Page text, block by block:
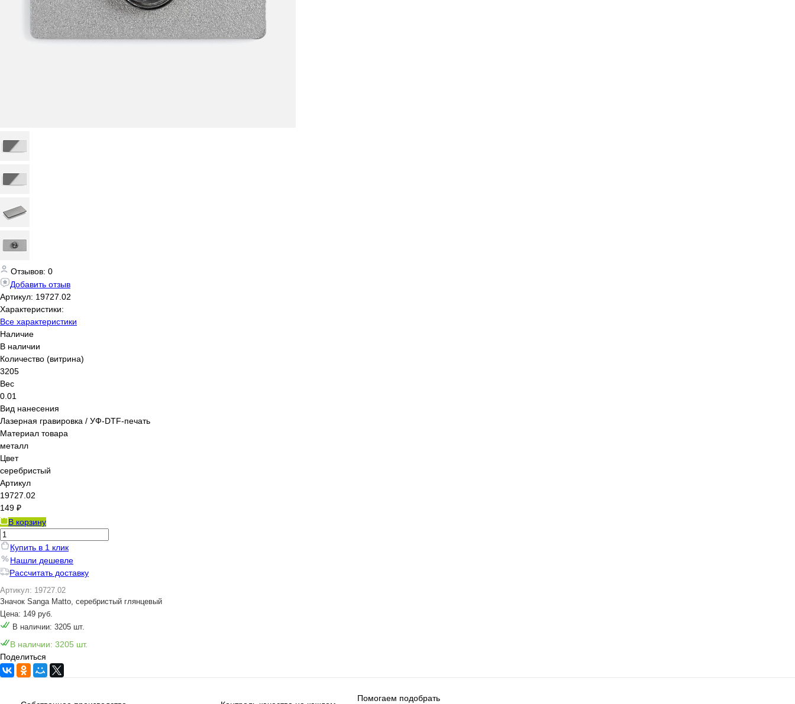
Отзывов: 0
Добавить отзыв
Артикул: 19727.02
Характеристики:
Все характеристики
Наличие
В наличии
Количество (витрина)
3205
Вес
0.01
Вид нанесения
Лазерная гравировка / УФ-DTF-печать
Материал товара
металл
Цвет
серебристый
Артикул
19727.02
149 ₽
В корзину
Купить в 1 клик
Нашли дешевле
Рассчитать доставку
Артикул: 19727.02
Значок Sanga Matto, серебристый глянцевый
Цена: 149 руб.
В наличии: 3205 шт.
В наличии: 3205 шт.
Поделиться
Помогаем подобрать